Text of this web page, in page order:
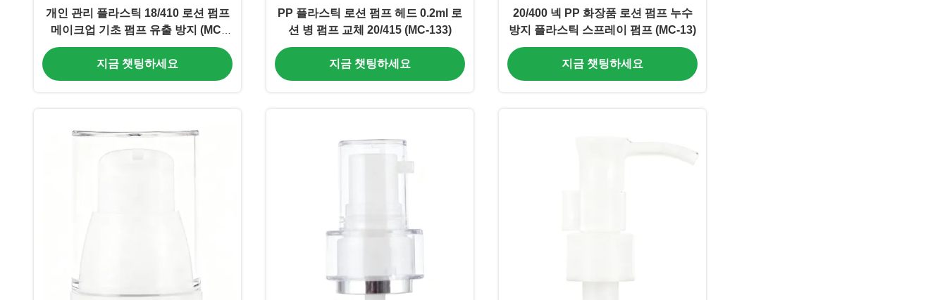
개인 관리 플라스틱 18/410 로션 펌프
메이크업 기초 펌프 유출 방지 (MC-
120)
지금 챗팅하세요
PP 플라스틱 로션 펌프 헤드 0.2ml 로
션 병 펌프 교체 20/415 (MC-133)
지금 챗팅하세요
20/400 넥 PP 화장품 로션 펌프 누수
방지 플라스틱 스프레이 펌프 (MC-13)
지금 챗팅하세요